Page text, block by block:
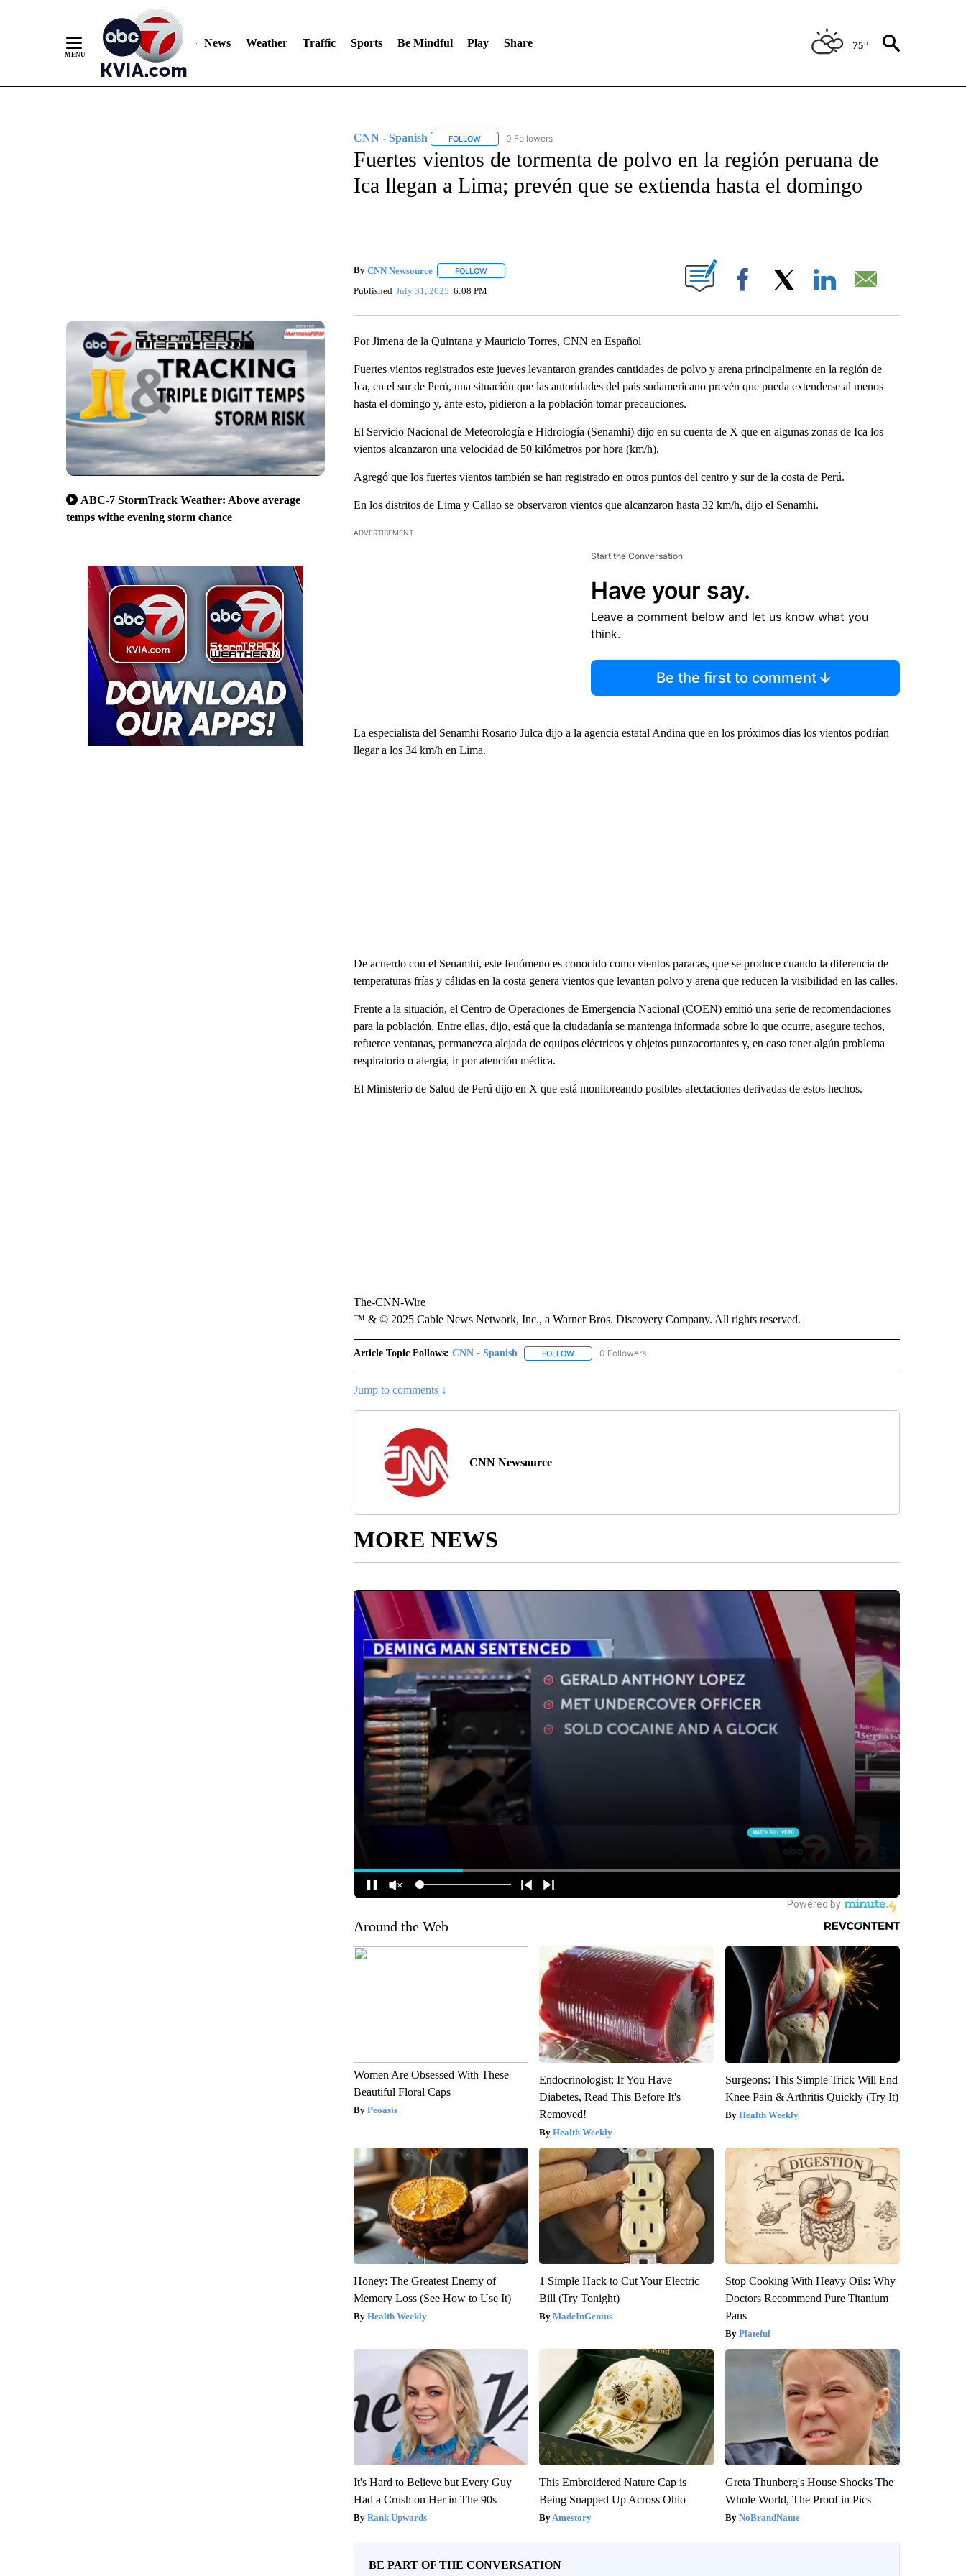
News Weather Traffic Sports Be Mindful Play Share 75°
ABC-7 StormTrack Weather: Above average
temps withe evening storm chance
CNN - Spanish FOLLOWFOLLOW "CNN - SPANISH" TO RECEIVE NOTIFICATIONS ABOUT NEW PAGES ON "CNN - SPANISH".
0 Followers
Fuertes vientos de tormenta de polvo en la región peruana de
Ica llegan a Lima; prevén que se extienda hasta el domingo
By CNN Newsource FOLLOWFOLLOW "" TO RECEIVE NOTIFICATIONS ABOUT NEW PAGES ON "".
Published July 31, 2025 6:08 PM Facebook
Por Jimena de la Quintana y Mauricio Torres, CNN en Español
Fuertes vientos registrados este jueves levantaron grandes cantidades de polvo y arena principalmente en la región de
Ica, en el sur de Perú, una situación que las autoridades del país sudamericano prevén que pueda extenderse al menos
hasta el domingo y, ante esto, pidieron a la población tomar precauciones.
El Servicio Nacional de Meteorología e Hidrología (Senamhi) dijo en su cuenta de X que en algunas zonas de Ica los
vientos alcanzaron una velocidad de 50 kilómetros por hora (km/h).
Agregó que los fuertes vientos también se han registrado en otros puntos del centro y sur de la costa de Perú.
En los distritos de Lima y Callao se observaron vientos que alcanzaron hasta 32 km/h, dijo el Senamhi.
ADVERTISEMENT
Start the Conversation
Have your say.
Leave a comment below and let us know what you
think.
Be the first to comment
La especialista del Senamhi Rosario Julca dijo a la agencia estatal Andina que en los próximos días los vientos podrían
llegar a los 34 km/h en Lima.
De acuerdo con el Senamhi, este fenómeno es conocido como vientos paracas, que se produce cuando la diferencia de
temperaturas frías y cálidas en la costa genera vientos que levantan polvo y arena que reducen la visibilidad en las calles.
Frente a la situación, el Centro de Operaciones de Emergencia Nacional (COEN) emitió una serie de recomendaciones
para la población. Entre ellas, dijo, está que la ciudadanía se mantenga informada sobre lo que ocurre, asegure techos,
refuerce ventanas, permanezca alejada de equipos eléctricos y objetos punzocortantes y, en caso tener algún problema
respiratorio o alergia, ir por atención médica.
El Ministerio de Salud de Perú dijo en X que está monitoreando posibles afectaciones derivadas de estos hechos.
The-CNN-Wire
™ & © 2025 Cable News Network, Inc., a Warner Bros. Discovery Company. All rights reserved.
Article Topic Follows: CNN - Spanish FOLLOWFOLLOW "CNN - SPANISH" TO RECEIVE NOTIFICATIONS ABOUT NEW PAGES ON "CNN - SPANISH".
0 Followers
Jump to comments ↓
CNN Newsource
MORE NEWS
Around the Web
Women Are Obsessed With These
Beautiful Floral Caps
Peoasis
Endocrinologist: If You Have
Diabetes, Read This Before It's
Removed!
Health Weekly
Surgeons: This Simple Trick Will End
Knee Pain & Arthritis Quickly (Try It)
Health Weekly
Honey: The Greatest Enemy of
Memory Loss (See How to Use It)
Health Weekly
1 Simple Hack to Cut Your Electric
Bill (Try Tonight)
MadeInGenius
Stop Cooking With Heavy Oils: Why
Doctors Recommend Pure Titanium
Pans
Plateful
It's Hard to Believe but Every Guy
Had a Crush on Her in The 90s
Rank Upwards
This Embroidered Nature Cap is
Being Snapped Up Across Ohio
Amestory
Greta Thunberg's House Shocks The
Whole World, The Proof in Pics
NoBrandName
BE PART OF THE CONVERSATION